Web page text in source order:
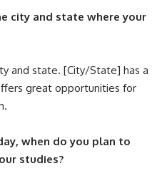
city and state where your
and state. [City/State] has a
great opportunities for
when do you plan to
studies?